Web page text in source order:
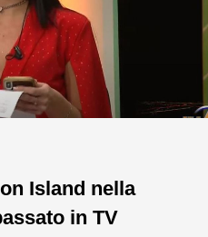
Island nella
in TV